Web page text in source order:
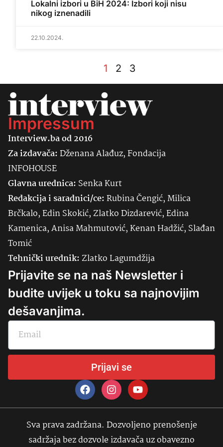
Lokalni izbori u BiH 2024: Izbori koji nisu
nikog iznenadili
22.10.2024.
1 2 3
Impressum
Interview.ba od 2016
Za izdavača:Dženana Alađuz, Fondacija
INFOHOUSE
Glavna urednica: SenkaKurt
Redakcija i saradnici/ce:Rubina Čengić, Milica
Brčkalo, Edin Skokić, Zlatko Dizdarević, Edina
Kamenica, Anisa Mahmutović, Kenan Hadžić, Slađan
Tomić
Tehnički urednik:Zlatko Lagumdžija
Prijavite se na naš Newsletter i
budite uvijek u toku sa najnovijim
dešavanjima.
Prijavi se
Sva prava zadržana. Dozvoljeno prenošenje
sadržaja bez dozvole izdavača uz obavezno